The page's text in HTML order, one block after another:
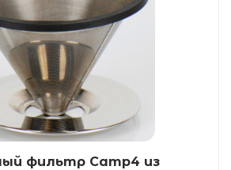
фильтр Camp4 из